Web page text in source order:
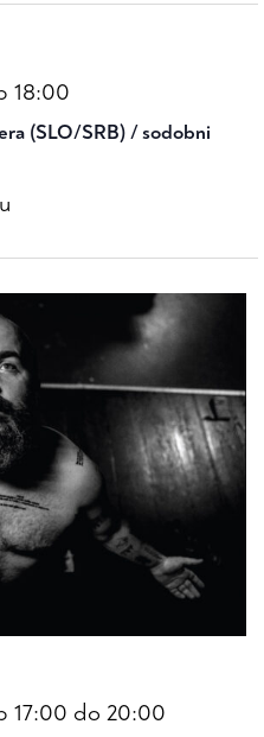
(SLO/SRB) / sodobni
18:00
17:00 do 20:00